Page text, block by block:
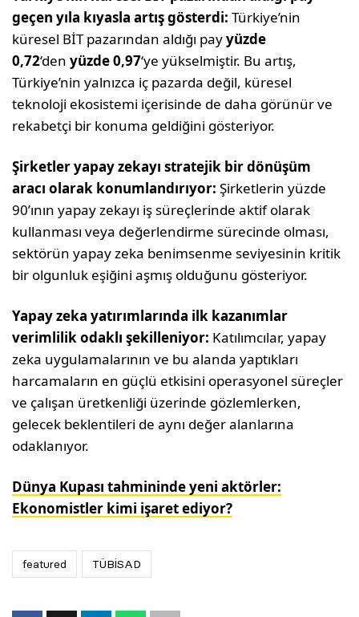
geçen yıla kıyasla artış gösterdi: Türkiye’nin
küresel BİT pazarından aldığı payyüzde
0,72‘denyüzde 0,97‘ye yükselmiştir. Bu artış,
Türkiye’nin yalnızca iç pazarda değil, küresel
teknoloji ekosistemi içerisinde de daha görünür ve
rekabetçi bir konuma geldiğini gösteriyor.
Şirketler yapay zekayı stratejik bir dönüşüm
aracı olarak konumlandırıyor: Şirketlerin yüzde
90’ının yapay zekayı iş süreçlerinde aktif olarak
kullanması veya değerlendirme sürecinde olması,
sektörün yapay zeka benimsenme seviyesinin kritik
bir olgunluk eşiğini aşmış olduğunu gösteriyor.
Yapay zeka yatırımlarında ilk kazanımlar
verimlilik odaklı şekilleniyor: Katılımcılar, yapay
zeka uygulamalarının ve bu alanda yaptıkları
harcamaların en güçlü etkisini operasyonel süreçler
ve çalışan üretkenliği üzerinde gözlemlerken,
gelecek beklentileri de aynı değer alanlarına
odaklanıyor.
Dünya Kupası tahmininde yeni aktörler:
Ekonomistler kimi işaret ediyor?
featured TÜBİSAD